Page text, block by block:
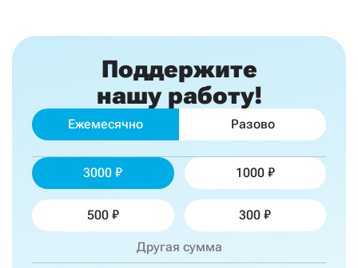
Поддержите
нашу работу!
Ежемесячно Разово
3000 1000
500 300